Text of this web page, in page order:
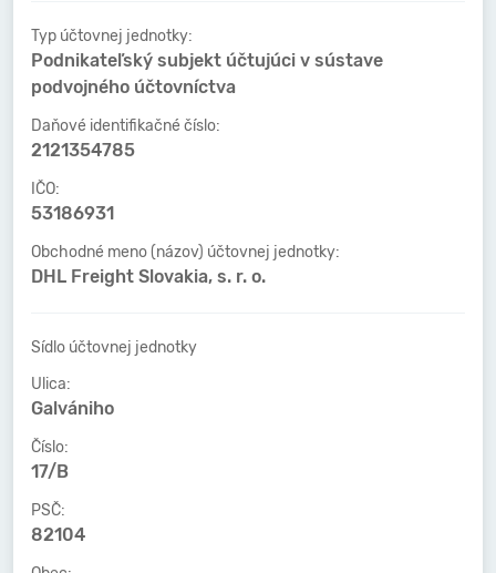
Typ účtovnej jednotky:
Podnikateľský subjekt účtujúci v sústave
podvojného účtovníctva
Daňové identifikačné číslo:
2121354785
IČO:
53186931
Obchodné meno (názov) účtovnej jednotky:
DHL Freight Slovakia, s. r. o.
Sídlo účtovnej jednotky
Ulica:
Galvániho
Číslo:
17/B
PSČ:
82104